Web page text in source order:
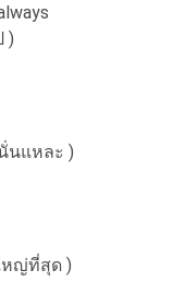
)
นแหละ )
หญ่ที่สุด )